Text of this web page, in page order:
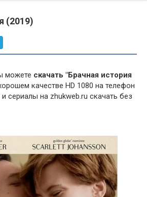
(2019)
можете скачать "Брачная история
качестве HD 1080 на телефон
сериалы на zhukweb.ru скачать без